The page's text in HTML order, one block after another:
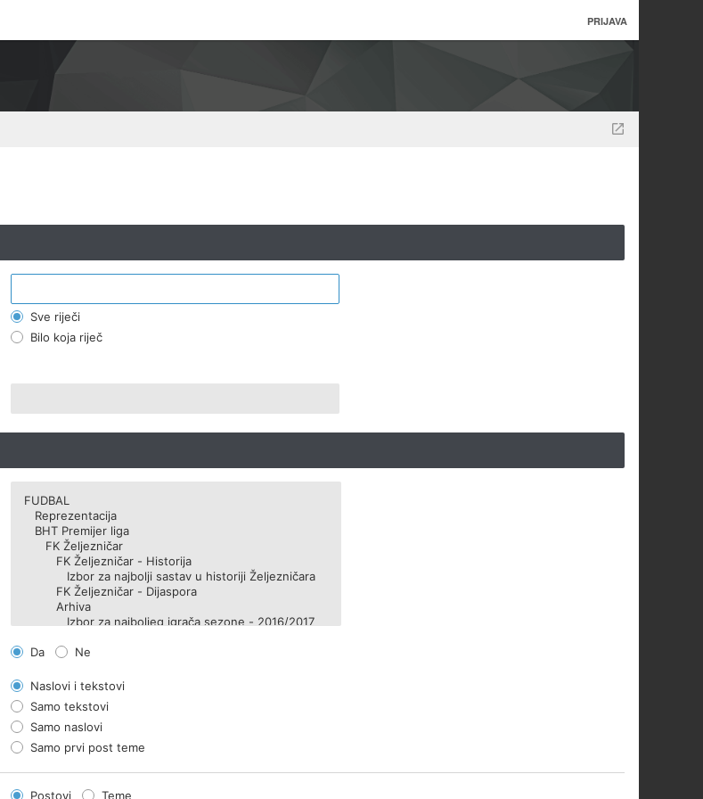
PRIJAVA
Sve riječi
Bilo koja riječ
Da Ne
Naslovi i tekstovi
Samo tekstovi
Samo naslovi
Samo prvi post teme
Postovi Teme